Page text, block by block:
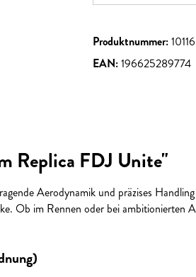
Produktnummer:
EAN:196625289774
Replica FDJ Unite"
Aerodynamik und präzises
Ob im Rennen oder bei ambitionierten